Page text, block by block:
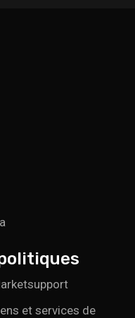
et services de